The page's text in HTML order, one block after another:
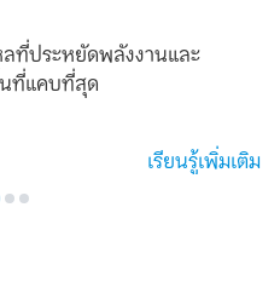
ลที่ประหยัดพลังงานและ
นที่แคบที่สุด
เรียนรู้เพิ่มเติม